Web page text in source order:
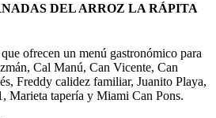
DEL ARROZ LA RÁPITA
ofrecen un menú gastronómico para
Cal Manú, Can Vicente, Can
Freddy calidez familiar, Juanito Playa,
Marieta tapería y Miami Can Pons.